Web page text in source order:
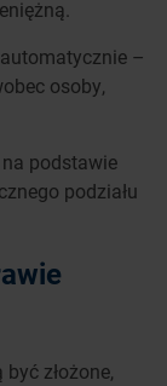
–
osoby,
podstawie
podziału
złożone,